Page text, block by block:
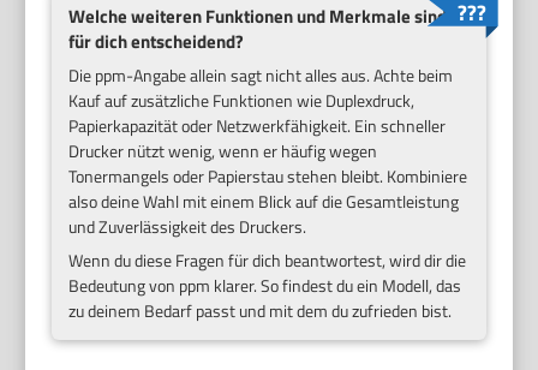
Welche weiteren Funktionen und Merkmale sind
für dich entscheidend?
Die ppm-Angabe allein sagt nicht alles aus. Achte beim
Kauf auf zusätzliche Funktionen wie Duplexdruck,
Papierkapazität oder Netzwerkfähigkeit. Ein schneller
Drucker nützt wenig, wenn er häufig wegen
Tonermangels oder Papierstau stehen bleibt. Kombiniere
also deine Wahl mit einem Blick auf die Gesamtleistung
und Zuverlässigkeit des Druckers.
Wenn du diese Fragen für dich beantwortest, wird dir die
Bedeutung von ppm klarer. So findest du ein Modell, das
zu deinem Bedarf passt und mit dem du zufrieden bist.